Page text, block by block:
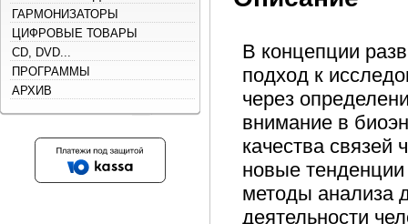
ГАРМОНИЗАТОРЫ
ЦИФРОВЫЕ ТОВАРЫ
CD, DVD...
ПРОГРАММЫ
АРХИВ
В концепции
подход к
через
внимание в
качества
новые
методы анализа
деятельности